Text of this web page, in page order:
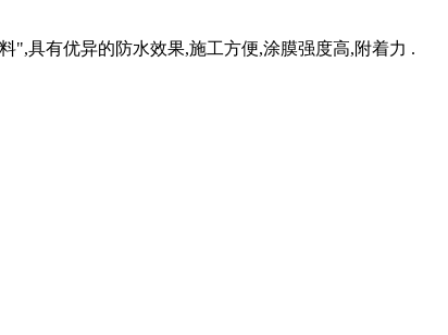
",具有优异的防水效果,施工方便,涂膜强度高,附着力 .